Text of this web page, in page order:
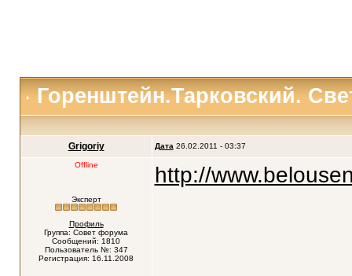
Горенштейн.Тарковский.
Grigoriy Дата 26.02.2011 - 03:37
Offline
Эксперт
Профиль
Группа: Совет форума
Сообщений: 1810
Пользователь №: 347
Регистрация: 16.11.2008
http://